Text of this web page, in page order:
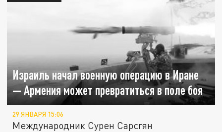
Израиль начал военную операцию в Иране
— Армения может превратиться в поле боя
29 ЯНВАРЯ 15:06
Международник Сурен Сарсгян